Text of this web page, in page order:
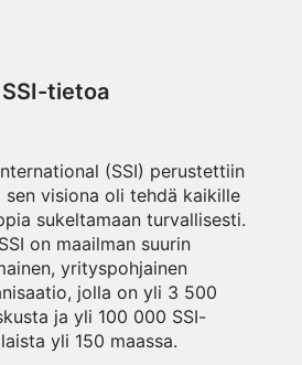
SSI-tietoa
(SSI) perustettiin
sen visiona oli tehdä kaikille
sukeltamaan turvallisesti.
on maailman suurin
yrityspohjainen
jolla on yli 3 500
ja yli 100 000 SSI-
yli 150 maassa.